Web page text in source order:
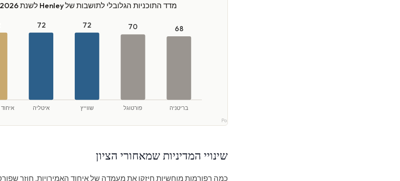
מדד התוכניות הגלובלי לתושבות של Henley לשנת 2026 (ציון מתוך 100)
72
איטליה
72
שווייץ
70
פורטוגל
68
בריטניה
שינויי המדיניות שמאחורי הציון